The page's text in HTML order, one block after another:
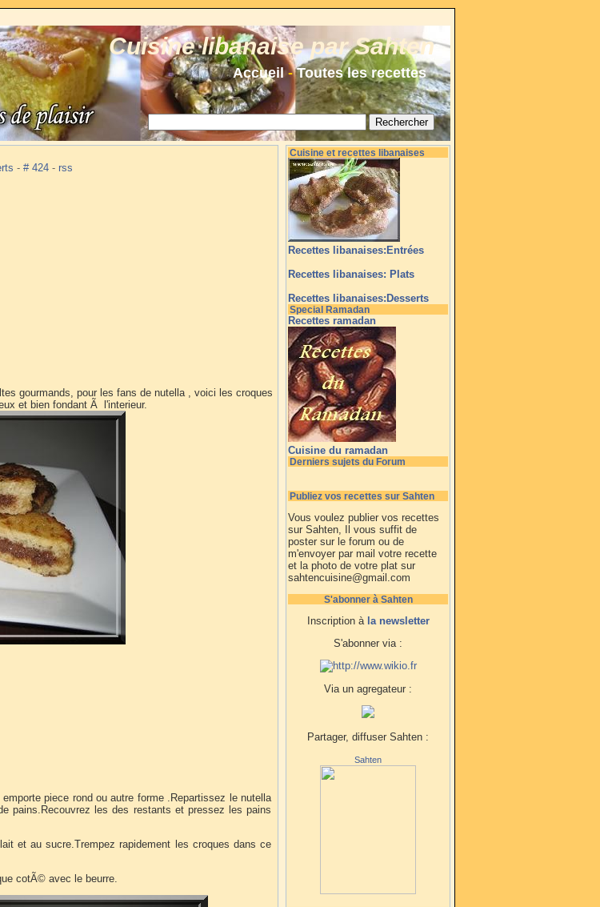
Cuisine libanaise par Sahten
Accueil-Toutes les recettes
- # 424 - rss
gourmands, pour les fans de nutella , voici les croques
et bien fondant Ã l'interieur.
piece rond ou autre forme .Repartissez le nutella
pains.Recouvrez les des restants et pressez les pains
et au sucre.Trempez rapidement les croques dans ce
cotÃ© avec le beurre.
Cuisine et recettes libanaises
Recettes libanaises:Entrées
Recettes libanaises: Plats
Recettes libanaises:Desserts
Special Ramadan
Recettes ramadan
Cuisine du ramadan
Derniers sujets du Forum
Publiez vos recettes sur Sahten
Vous voulez publier vos recettes
sur Sahten, Il vous suffit de
poster sur le forum ou de
m'envoyer par mail votre recette
et la photo de votre plat sur
sahtencuisine@gmail.com
S'abonner à Sahten
Inscription à la newsletter
S'abonner via :
Via un agregateur :
Partager, diffuser Sahten :
Sahten